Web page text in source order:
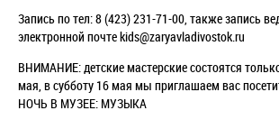
Запись по тел: 8 (423) 231-71-00, также запись
электронной почте kids@zaryavladivostok.ru
ВНИМАНИЕ: детские мастерские состоятся
мая, в субботу 16 мая мы приглашаем вас
НОЧЬ В МУЗЕЕ: МУЗЫКА